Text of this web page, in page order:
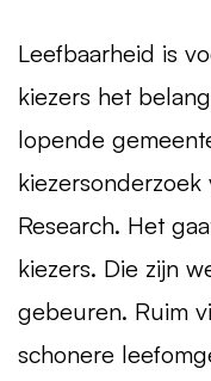
Leefbaarheid is
kiezers het
lopende
Research. Het
kiezers. Die zijn
gebeuren. Ruim
schonere